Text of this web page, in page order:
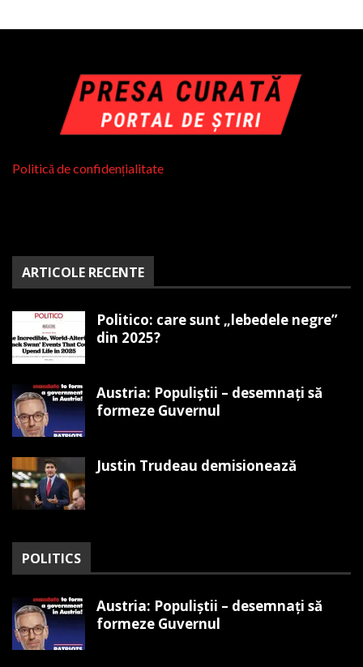
Politică de confidențialitate
ARTICOLE RECENTE
Politico: care sunt „lebedele negre”
din 2025?
Austria: Populiștii – desemnați să
formeze Guvernul
Justin Trudeau demisionează
POLITICS
Austria: Populiștii – desemnați să
formeze Guvernul